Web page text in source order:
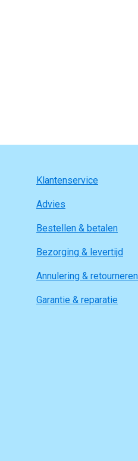
Klantenservice
Advies
Bestellen & betalen
Bezorging & levertijd
Annulering & retourneren
Garantie & reparatie